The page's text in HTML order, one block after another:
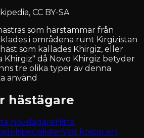
CC BY-SA
som härstammar från
i områdena runt Kirgizistan
som kallades Khirgiz, eller
Khirgiz" då Novo Khirgiz betyder
tre olika typer av denna
använd
hästägare
hovslagareHitta
Vad kostar en